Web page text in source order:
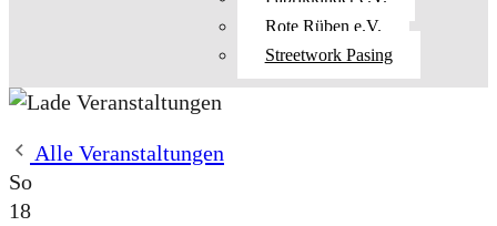
Rote Rüben e.V.
Streetwork Pasing
Alle Veranstaltungen
So
18